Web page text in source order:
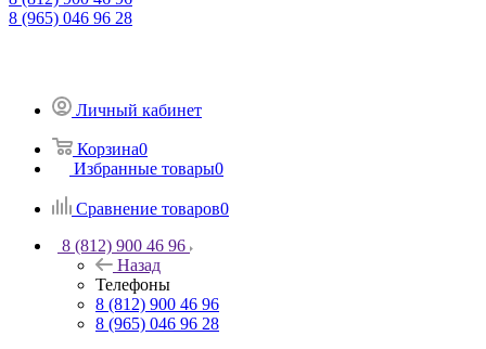
8 (965) 046 96 28
Личный кабинет
Корзина0
Избранные товары0
Сравнение товаров0
8 (812) 900 46 96
Назад
Телефоны
8 (812) 900 46 96
8 (965) 046 96 28